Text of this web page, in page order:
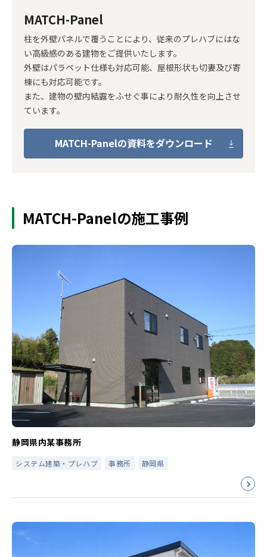
MATCH-Panel
柱を外壁パネルで覆うことにより、従来のプレハブにはな
い高級感のある建物をご提供いたします。
外壁はパラペット仕様も対応可能、屋根形状も切妻及び寄
棟にも対応可能です。
また、建物の壁内結露をふせぐ事により耐久性を向上させ
ています。
MATCH-Panelの資料をダウンロード
MATCH-Panelの施工事例
静岡県内某事務所
システム建築・プレハブ 事務所 静岡県